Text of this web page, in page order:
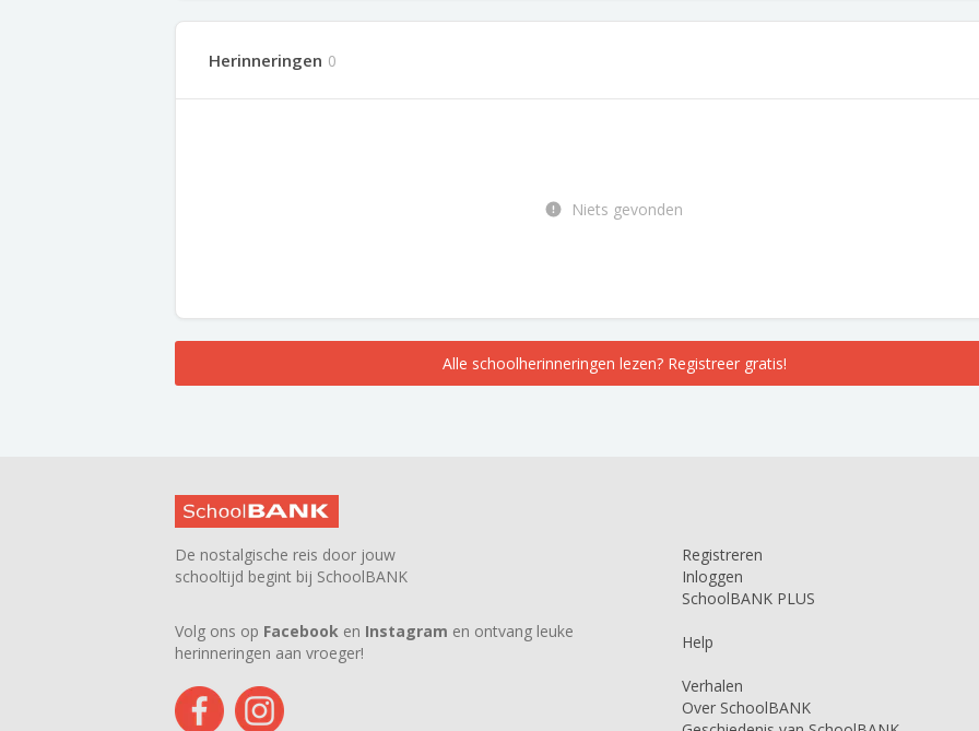
Herinneringen 0
Niets gevonden
Alle schoolherinneringen lezen? Registreer gratis!
De nostalgische reis door jouw
schooltijd begint bij SchoolBANK
Volg ons op Facebook en Instagram en ontvang leuke
herinneringen aan vroeger!
Registreren
Inloggen
SchoolBANK PLUS
Help
Verhalen
Over SchoolBANK